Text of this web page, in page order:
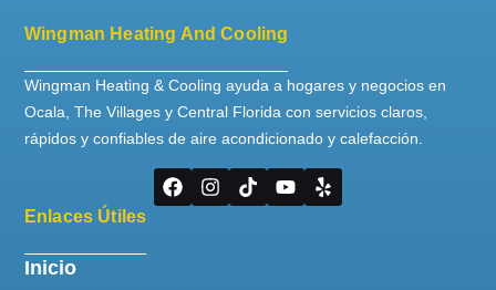
Wingman Heating And Cooling
Wingman Heating & Cooling ayuda a hogares y negocios en
Ocala, The Villages y Central Florida con servicios claros,
rápidos y confiables de aire acondicionado y calefacción.
Enlaces Útiles
Inicio